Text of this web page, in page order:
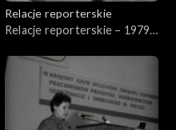
Relacje reporterskie
Relacje reporterskie – 1979-